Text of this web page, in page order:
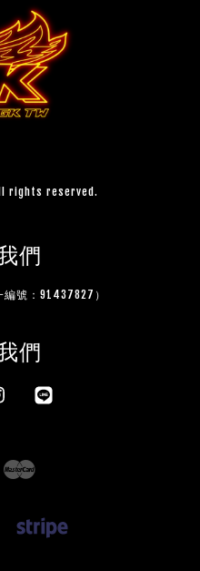
rights reserved.
們
號：91437827）
們
Instagram
Visa